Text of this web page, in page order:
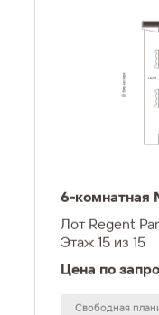
6-
Лот Regent
Этаж 15 из 15
Цена по
Свободная